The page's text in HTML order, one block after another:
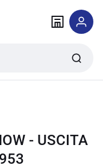
- USCITA